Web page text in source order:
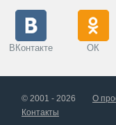
ВКонтакте ОК
© 2001 - 2026 О
Контакты